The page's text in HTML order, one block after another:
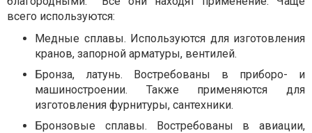
всего используются:
Медные сплавы. Используются для изготовления
кранов, запорной арматуры, вентилей.
Бронза, латунь. Востребованы в приборо- и
машиностроении. Также применяются для
изготовления фурнитуры, сантехники.
Бронзовые сплавы. Востребованы в авиации,